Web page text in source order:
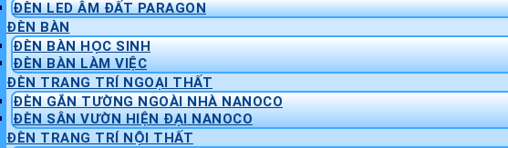
ĐÈN LED ÂM ĐẤT PARAGON
ĐÈN BÀN
ĐÈN BÀN HỌC SINH
ĐÈN BÀN LÀM VIỆC
ĐÈN TRANG TRÍ NGOẠI THẤT
ĐÈN GẮN TƯỜNG NGOÀI NHÀ NANOCO
ĐÈN SÂN VƯỜN HIỆN ĐẠI NANOCO
ĐÈN TRANG TRÍ NỘI THẤT